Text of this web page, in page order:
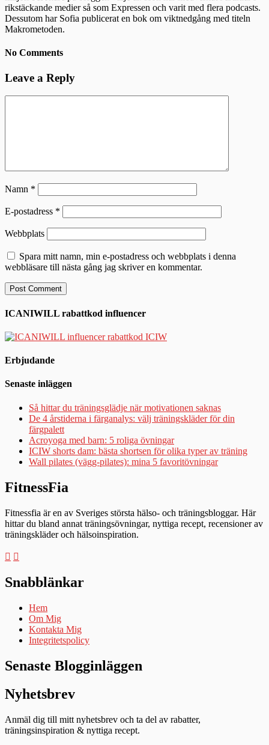
rikstäckande medier så som Expressen och varit med flera podcasts.
Dessutom har Sofia publicerat en bok om viktnedgång med titeln
Makrometoden.
No Comments
Leave a Reply
Namn *
E-postadress *
Webbplats
Spara mitt namn, min e-postadress och webbplats i denna
webbläsare till nästa gång jag skriver en kommentar.
ICANIWILL rabattkod influencer
Erbjudande
Senaste inläggen
Så hittar du träningsglädje när motivationen saknas
De 4 årstiderna i färganalys: välj träningskläder för din
färgpalett
Acroyoga med barn: 5 roliga övningar
ICIW shorts dam: bästa shortsen för olika typer av träning
Wall pilates (vägg-pilates): mina 5 favoritövningar
FitnessFia
Fitnessfia är en av Sveriges största hälso- och träningsbloggar. Här
hittar du bland annat träningsövningar, nyttiga recept, recensioner av
träningskläder och hälsoinspiration.
Snabblänkar
Hem
Om Mig
Kontakta Mig
Integritetspolicy
Senaste Blogginläggen
Nyhetsbrev
Anmäl dig till mitt nyhetsbrev och ta del av rabatter,
träningsinspiration & nyttiga recept.